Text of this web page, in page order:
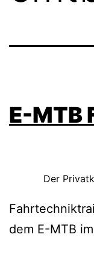
E-MTB
Der
dem E-MTB